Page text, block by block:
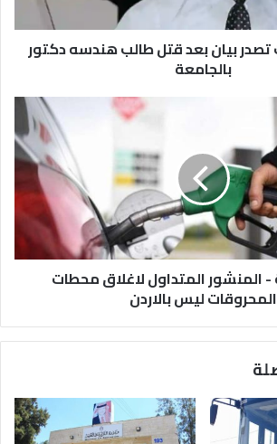
تصدر بيان بعد قتل طالب هندسه دكتور
بالجامعة
المنشور المتداول لاغلاق محطات
المحروقات ليس بالاردن